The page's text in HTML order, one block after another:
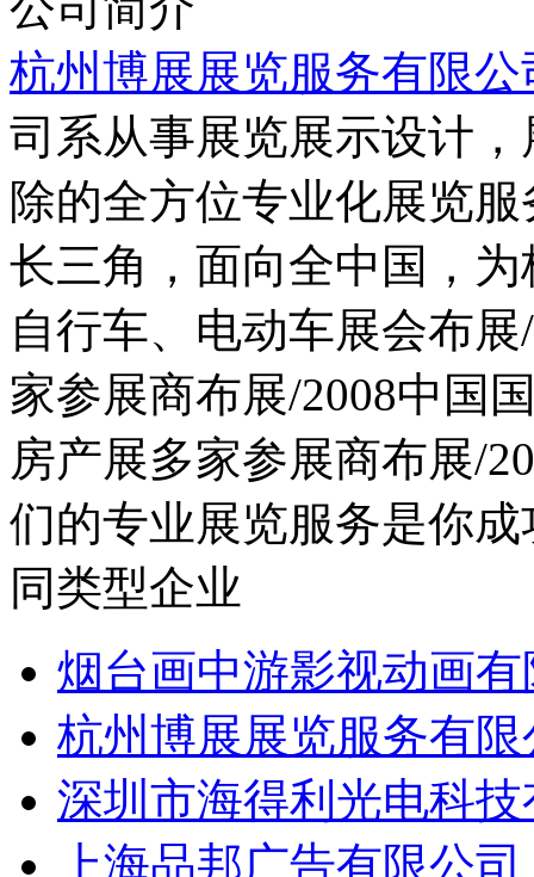
公司简介
杭州博展展览服务有限公
司系从事展览展示设计
除的全方位专业化展览
长三角，面向全中国，
自行车、电动车展会布
家参展商布展/2008中国
房产展多家参展商布展/
们的专业展览服务是你
同类型企业
烟台画中游影视动画
杭州博展展览服务有限
深圳市海得利光电科